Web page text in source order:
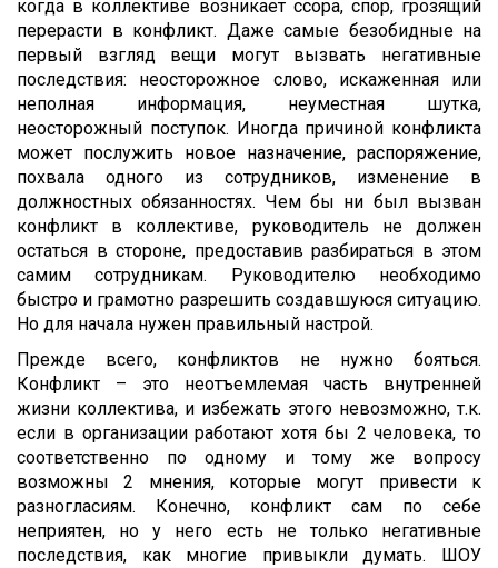
когда в коллективе возникает ссора, спор, грозящий
перерасти в конфликт. Даже самые безобидные на
первый взгляд вещи могут вызвать негативные
последствия: неосторожное слово, искаженная или
неполная информация, неуместная шутка,
неосторожный поступок. Иногда причиной конфликта
может послужить новое назначение, распоряжение,
похвала одного из сотрудников, изменение в
должностных обязанностях. Чем бы ни был вызван
конфликт в коллективе, руководитель не должен
остаться в стороне, предоставив разбираться в этом
самим сотрудникам. Руководителю необходимо
быстро и грамотно разрешить создавшуюся ситуацию.
Но для начала нужен правильный настрой.
Прежде всего, конфликтов не нужно бояться.
Конфликт – это неотъемлемая часть внутренней
жизни коллектива, и избежать этого невозможно, т.к.
если в организации работают хотя бы 2 человека, то
соответственно по одному и тому же вопросу
возможны 2 мнения, которые могут привести к
разногласиям. Конечно, конфликт сам по себе
неприятен, но у него есть не только негативные
последствия, как многие привыкли думать. ШОУ